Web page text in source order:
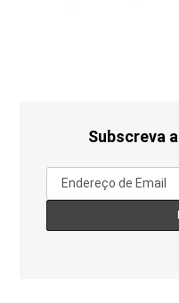
Subscreva